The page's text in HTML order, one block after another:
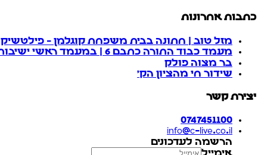
כתבות אחרונות
מזל טוב | חתונה בבית משפחת קוגלמן - פילטשיק
מעמד כבוד התורה כתבם 6 | במעמד ראשי ישיבות ורבנים | תוכנית מוזיקלית מרדכי בן דוד & יוסי גרין, אידיש נחת | ביתר עילית
בר מצוה פולק
שידור חי מהציון הק'
יצירת קשר
0747451100
info@c-live.co.il
הרשמה לעדכונים